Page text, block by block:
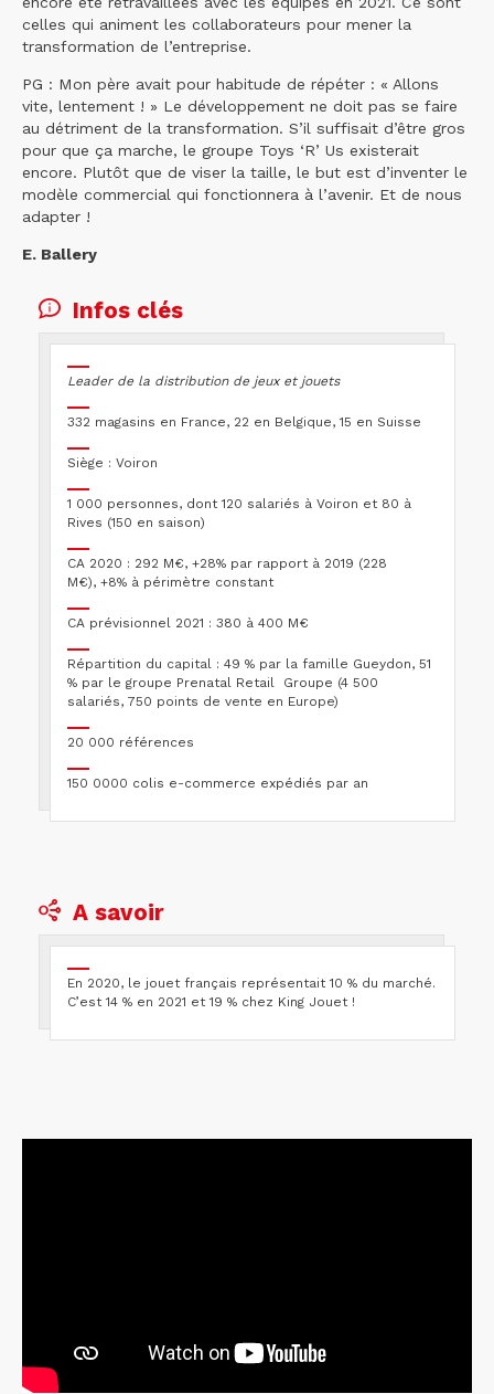
celles qui animent les collaborateurs pour mener la
transformation de l’entreprise.
PG : Mon père avait pour habitude de répéter : « Allons
vite, lentement ! » Le développement ne doit pas se faire
au détriment de la transformation. S’il suffisait d’être gros
pour que ça marche, le groupe Toys ‘R’ Us existerait
encore. Plutôt que de viser la taille, le but est d’inventer le
modèle commercial qui fonctionnera à l’avenir. Et de nous
adapter !
E. Ballery
Infos clés
Leader de la distribution de jeux et jouets
332 magasins en France, 22 en Belgique, 15 en Suisse
Siège : Voiron
1 000 personnes, dont 120 salariés à Voiron et 80 à
Rives (150 en saison)
CA 2020 : 292 M€, +28% par rapport à 2019 (228
M€), +8% à périmètre constant
CA prévisionnel 2021 : 380 à 400 M€
Répartition du capital : 49 % par la famille Gueydon, 51
% par le groupe Prenatal Retail Groupe (4 500
salariés, 750 points de vente en Europe)
20 000 références
150 0000 colis e-commerce expédiés par an
A savoir
En 2020, le jouet français représentait 10 % du marché.
C’est 14 % en 2021 et 19 % chez King Jouet !